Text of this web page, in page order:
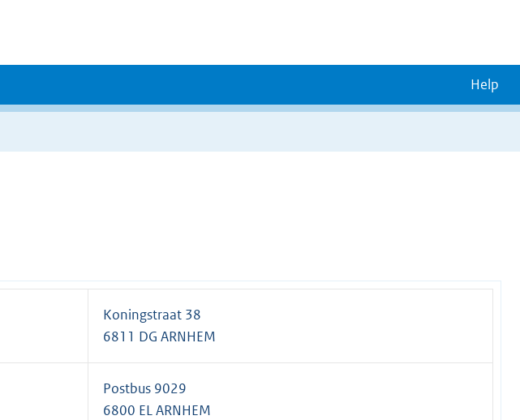
Help
Koningstraat 38
6811 DG ARNHEM
Postbus 9029
6800 EL ARNHEM